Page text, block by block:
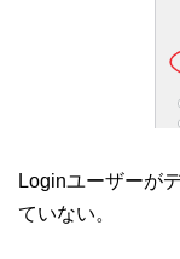
Loginユーザーが
ていない。